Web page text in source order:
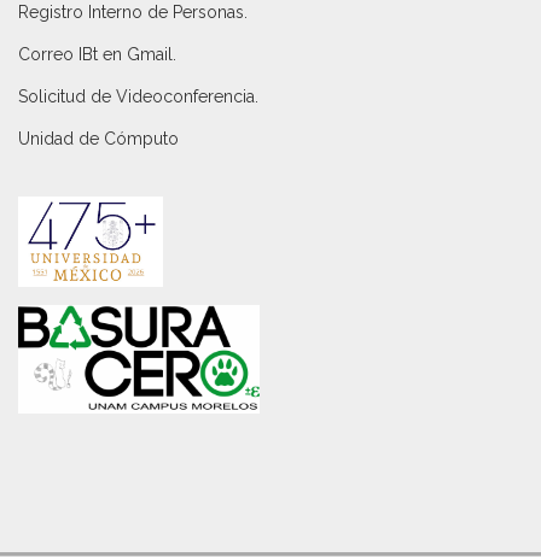
Registro Interno de Personas
Correo IBt en Gmail
Solicitud de Videoconferencia.
Unidad de Cómputo